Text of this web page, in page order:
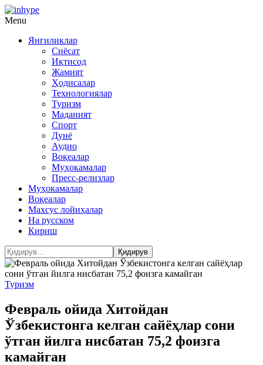
Menu
Янгиликлар
Сиёсат
Иқтисод
Жамият
Ҳодисалар
Технологиялар
Туризм
Маданият
Спорт
Дунё
Аудио
Воқеалар
Муҳокамалар
Пресс-релизлар
Муҳокамалар
Воқеалар
Махсус лойиҳалар
На русском
Кириш
Туризм
Февраль ойида Хитойдан
Ўзбекистонга келган сайёҳлар сони
ўтган йилга нисбатан 75,2 фоизга
камайган